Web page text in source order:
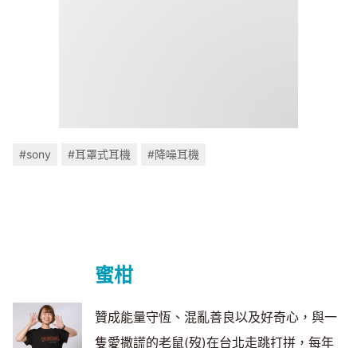
#sony #耳罩式耳機 #降噪耳機
蜜柑
贊成能量守恆、混亂善良以及好奇心，與一
隻愛撒謊的老鼠(歿)在台北走跳打拼，每年